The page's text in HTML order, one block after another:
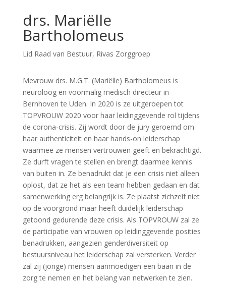
drs. Mariëlle
Bartholomeus
Lid Raad van Bestuur, Rivas Zorggroep
Mevrouw drs. M.G.T. (Mariëlle) Bartholomeus is
neuroloog en voormalig medisch directeur in
Bernhoven te Uden. In 2020 is ze uitgeroepen tot
TOPVROUW 2020 voor haar leidinggevende rol tijdens
de corona-crisis. Zij wordt door de jury geroemd om
haar authenticiteit en haar hands-on leiderschap
waarmee ze mensen vertrouwen geeft en bekrachtigd.
Ze durft vragen te stellen en brengt daarmee kennis
van buiten in. Ze benadrukt dat je een crisis niet alleen
oplost, dat ze het als een team hebben gedaan en dat
samenwerking erg belangrijk is. Ze plaatst zichzelf niet
op de voorgrond maar heeft duidelijk leiderschap
getoond gedurende deze crisis. Als TOPVROUW zal ze
de participatie van vrouwen op leidinggevende posities
benadrukken, aangezien genderdiversiteit op
bestuursniveau het leiderschap zal versterken. Verder
zal zij (jonge) mensen aanmoedigen een baan in de
zorg te nemen en het belang van netwerken te zien.